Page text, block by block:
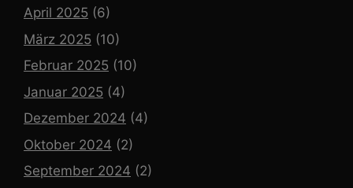
April 2025 (6)
März 2025 (10)
Februar 2025 (10)
Januar 2025 (4)
Dezember 2024 (4)
Oktober 2024 (2)
September 2024 (2)